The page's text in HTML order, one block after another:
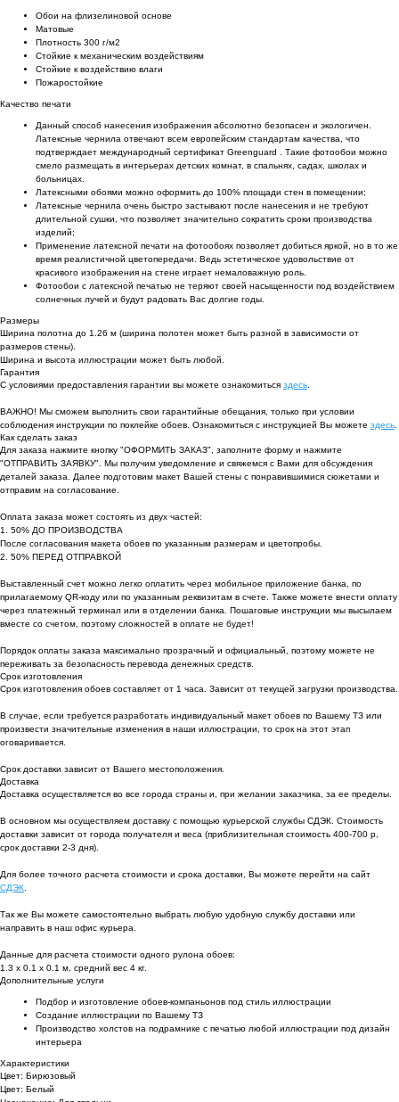
Обои на флизелиновой основе
Матовые
Плотность 300 г/м2
Стойкие к механическим воздействиям
Cтойкие к воздействию влаги
Пожаростойкие
Качество печати
Данный способ нанесения изображения абсолютно безопасен и экологичен.
Латексные чернила отвечают всем европейским стандартам качества, что
подтверждает международный сертификат Greenguard . Такие фотообои можно
смело размещать в интерьерах детских комнат, в спальнях, садах, школах и
больницах.
Латексными обоями можно оформить до 100% площади стен в помещении;
Латексные чернила очень быстро застывают после нанесения и не требуют
длительной сушки, что позволяет значительно сократить сроки производства
изделий;
Применение латексной печати на фотообоях позволяет добиться яркой, но в то же
время реалистичной цветопередачи. Ведь эстетическое удовольствие от
красивого изображения на стене играет немаловажную роль.
Фотообои с латексной печатью не теряют своей насыщенности под воздействием
солнечных лучей и будут радовать Вас долгие годы.
Размеры
Ширина полотна до 1.26 м (ширина полотен может быть разной в зависимости от
размеров стены).
Ширина и высота иллюстрации может быть любой.
Гарантия
С условиями предоставления гарантии вы можете ознакомиться здесь
ВАЖНО! Мы сможем выполнить свои гарантийные обещания, только при условии
соблюдения инструкции по поклейке обоев. Ознакомиться с инструкцией Вы можете здесь
Как сделать заказ
Для заказа нажмите кнопку "ОФОРМИТЬ ЗАКАЗ", заполните форму и нажмите
"ОТПРАВИТЬ ЗАЯВКУ". Мы получим уведомление и свяжемся с Вами для обсуждения
деталей заказа. Далее подготовим макет Вашей стены с понравившимися сюжетами и
отправим на согласование.
Оплата заказа может состоять из двух частей:
1. 50% ДО ПРОИЗВОДСТВА
После согласования макета обоев по указанным размерам и цветопробы.
2. 50% ПЕРЕД ОТПРАВКОЙ
Выставленный счет можно легко оплатить через мобильное приложение банка, по
прилагаемому QR-коду или по указанным реквизитам в счете. Также можете внести оплату
через платежный терминал или в отделении банка. Пошаговые инструкции мы высылаем
вместе со счетом, поэтому сложностей в оплате не будет!
Порядок оплаты заказа максимально прозрачный и официальный, поэтому можете не
переживать за безопасность перевода денежных средств.
Срок изготовления
Срок изготовления обоев составляет от 1 часа. Зависит от текущей загрузки производства.
В случае, если требуется разработать индивидуальный макет обоев по Вашему ТЗ или
произвести значительные изменения в наши иллюстрации, то срок на этот этап
оговаривается.
Срок доставки зависит от Вашего местоположения.
Доставка
Доставка осуществляется во все города страны и, при желании заказчика, за ее пределы.
В основном мы осуществляем доставку с помощью курьерской службы СДЭК. Стоимость
доставки зависит от города получателя и веса (приблизительная стоимость 400-700 р,
срок доставки 2-3 дня).
Для более точного расчета стоимости и срока доставки, Вы можете перейти на сайт
СДЭК
Так же Вы можете самостоятельно выбрать любую удобную службу доставки или
направить в наш офис курьера.
Данные для расчета стоимости одного рулона обоев:
1.3 х 0.1 х 0.1 м, средний вес 4 кг.
Дополнительные услуги
Подбор и изготовление обоев-компаньонов под стиль иллюстрации
Создание иллюстрации по Вашему ТЗ
Производство холстов на подрамнике с печатью любой иллюстрации под дизайн
интерьера
Характеристики
Цвет: Бирюзовый
Цвет: Белый